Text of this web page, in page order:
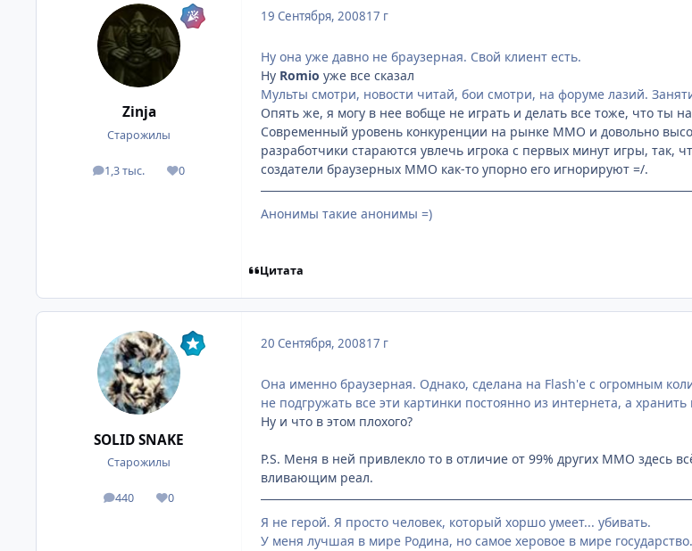
Zinja
Старожилы
1,3 тыс.
посты 0
Репутация
19 Сентября, 200817 г
Ну она уже давно не браузерная. Свой клиент есть.
Ну Romio уже все сказал
Мульты смотри, новости читай, бои смотри, на форуме лазий.
Опять же, я могу в нее вобще не играть и делать все тоже, что ты
Современный уровень конкуренции на рынке ММО и довольно
разработчики стараются увлечь игрока с первых минут игры, так,
создатели браузерных ММО как-то упорно его игнорируют =/.
Анонимы такие анонимы =)
Цитата
SOLID SNAKE
Старожилы
440
посты 0
Репутация
20 Сентября, 200817 г
Она именно браузерная. Однако, сделана на Flash'е с огромным
не подгружать все эти картинки постоянно из интернета, а
Ну и что в этом плохого?
P.S. Меня в ней привлекло то в отличие от 99% других ММО здесь
вливающим реал.
Я не герой. Я просто человек, который хоршо умеет... убивать.
У меня лучшая в мире Родина, но самое херовое в мире государство.